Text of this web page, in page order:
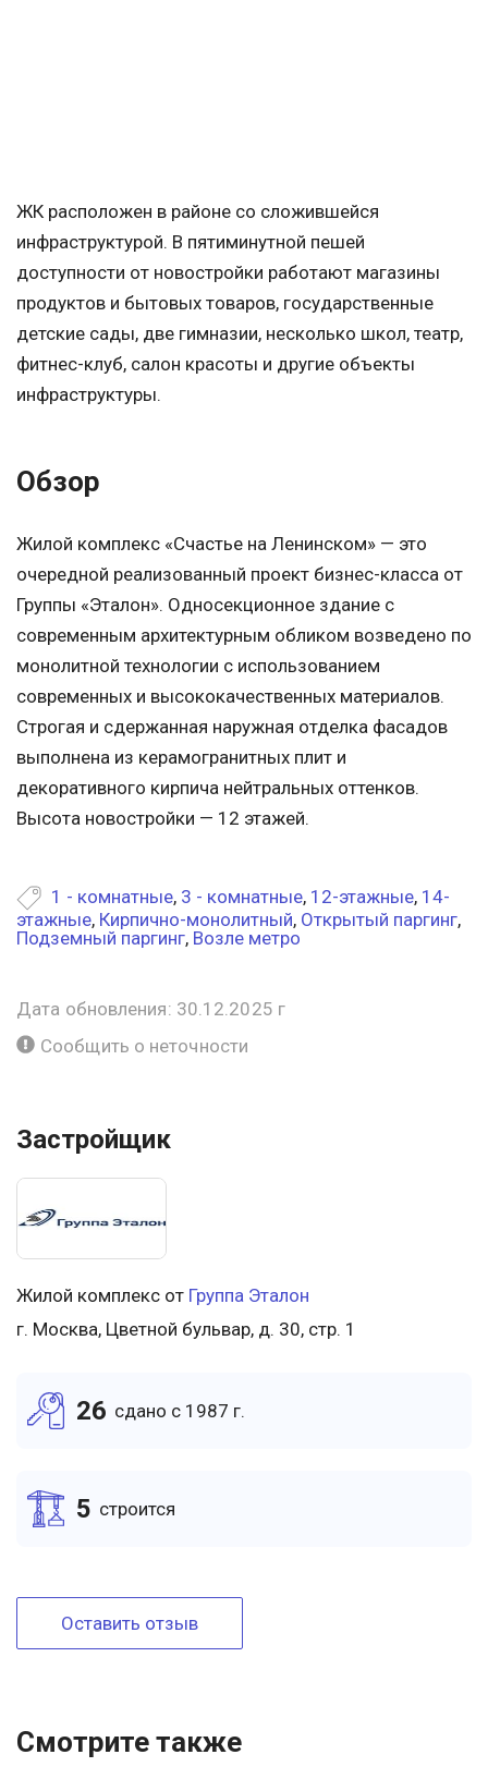
ЖК расположен в районе со сложившейся
инфраструктурой. В пятиминутной пешей
доступности от новостройки работают магазины
продуктов и бытовых товаров, государственные
детские сады, две гимназии, несколько школ, театр,
фитнес-клуб, салон красоты и другие объекты
инфраструктуры.
Обзор
Жилой комплекс «Счастье на Ленинском» — это
очередной реализованный проект бизнес-класса от
Группы «Эталон». Односекционное здание с
современным архитектурным обликом возведено по
монолитной технологии с использованием
современных и высококачественных материалов.
Строгая и сдержанная наружная отделка фасадов
выполнена из керамогранитных плит и
декоративного кирпича нейтральных оттенков.
Высота новостройки — 12 этажей.
1 - комнатные, 3 - комнатные, 12-этажные, 14-
этажные, Кирпично-монолитный, Открытый паргинг,
Подземный паргинг, Возле метро
Дата обновления: 30.12.2025 г
Сообщить о неточности
Застройщик
Жилой комплекс от Группа Эталон
г. Москва, Цветной бульвар, д. 30, стр. 1
26 cдано c 1987 г.
5 cтроится
Оставить отзыв
Смотрите также